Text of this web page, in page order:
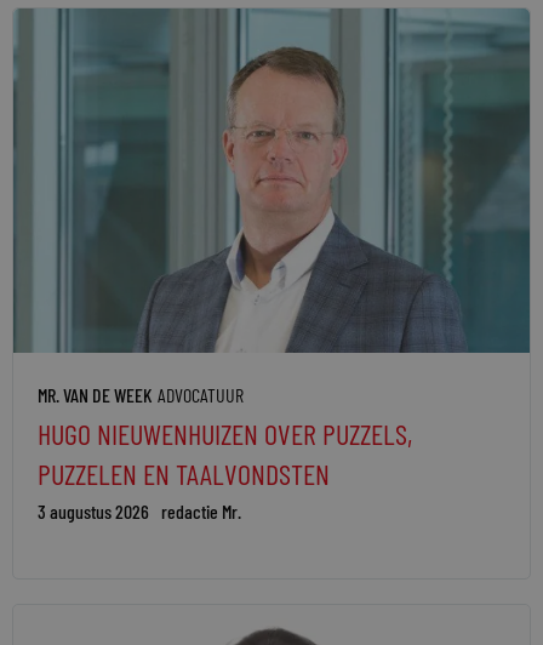
MR. VAN DE WEEK ADVOCATUUR
HUGO NIEUWENHUIZEN OVER PUZZELS,
PUZZELEN EN TAALVONDSTEN
3 augustus 2026 redactie Mr.